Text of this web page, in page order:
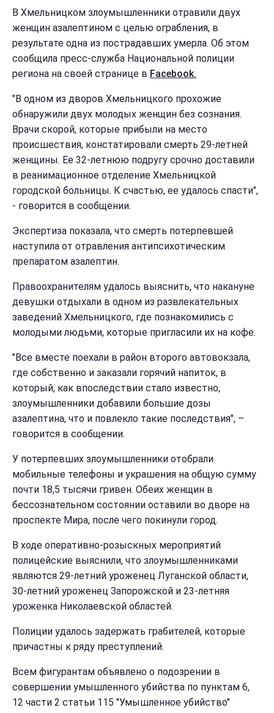
В Хмельницком злоумышленники отравили двух
женщин азалептином с целью ограбления, в
результате одна из пострадавших умерла. Об этом
сообщила пресс-служба Национальной полиции
региона на своей странице в Facebook.
"В одном из дворов Хмельницкого прохожие
обнаружили двух молодых женщин без сознания.
Врачи скорой, которые прибыли на место
происшествия, констатировали смерть 29-летней
женщины. Ее 32-летнюю подругу срочно доставили
в реанимационное отделение Хмельницкой
городской больницы. К счастью, ее удалось спасти",
- говорится в сообщении.
Экспертиза показала, что смерть потерпевшей
наступила от отравления антипсихотическим
препаратом азалептин.
Правоохранителям удалось выяснить, что накануне
девушки отдыхали в одном из развлекательных
заведений Хмельницкого, где познакомились с
молодыми людьми, которые пригласили их на кофе.
"Все вместе поехали в район второго автовокзала,
где собственно и заказали горячий напиток, в
который, как впоследствии стало известно,
злоумышленники добавили большие дозы
азалептина, что и повлекло такие последствия", –
говорится в сообщении.
У потерпевших злоумышленники отобрали
мобильные телефоны и украшения на общую сумму
почти 18,5 тысячи гривен. Обеих женщин в
бессознательном состоянии оставили во дворе на
проспекте Мира, после чего покинули город.
В ходе оперативно-розыскных мероприятий
полицейские выяснили, что злоумышленниками
являются 29-летний уроженец Луганской области,
30-летний уроженец Запорожской и 23-летняя
уроженка Николаевской областей.
Полиции удалось задержать грабителей, которые
причастны к ряду преступлений.
Всем фигурантам объявлено о подозрении в
совершении умышленного убийства по пунктам 6,
12 части 2 статьи 115 "Умышленное убийство"